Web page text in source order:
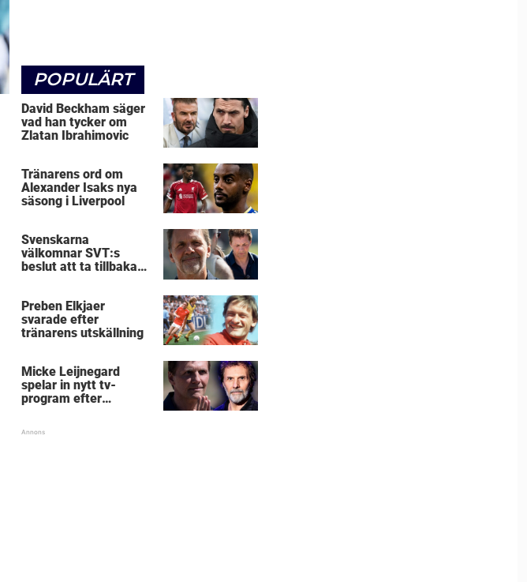
POPULÄRT
David Beckham säger
vad han tycker om
Zlatan Ibrahimovic
Tränarens ord om
Alexander Isaks nya
säsong i Liverpool
Svenskarna
välkomnar SVT:s
beslut att ta tillbaka
Preben Elkjaer
svarade efter
tränarens utskällning
Micke Leijnegard
spelar in nytt tv-
program efter